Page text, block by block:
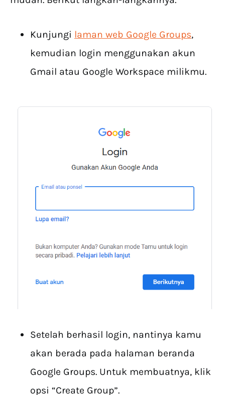
Kunjungi laman web Google Groups,
kemudian login menggunakan akun
Gmail atau Google Workspace milikmu.
Setelah berhasil login, nantinya kamu
akan berada pada halaman beranda
Google Groups. Untuk membuatnya, klik
opsi “Create Group”.